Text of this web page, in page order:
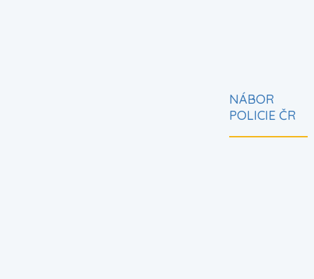
NÁBOR
POLICIE ČR